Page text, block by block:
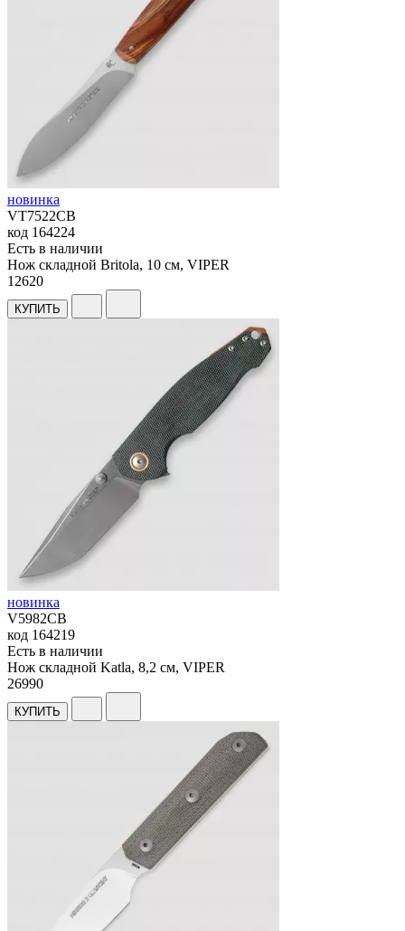
новинка
VT7522CB
код 164224
Есть в наличии
Нож складной Britola, 10 см, VIPER
12620
КУПИТЬ
новинка
V5982CB
код 164219
Есть в наличии
Нож складной Katla, 8,2 см, VIPER
26990
КУПИТЬ